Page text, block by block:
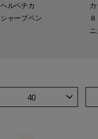
ヘルベチカ
シャープペン
40